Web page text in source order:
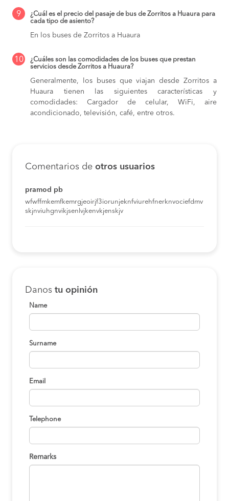
9
¿Cuál es el precio del pasaje de bus de Zorritos a Huaura para
cada tipo de asiento?
En los buses de Zorritos a Huaura
10
¿Cuáles son las comodidades de los buses que prestan
servicios desde Zorritos a Huaura?
Generalmente, los buses que viajan desde Zorritos a
Huaura tienen las siguientes características y
comodidades: Cargador de celular, WiFi, aire
acondicionado, televisión, café, entre otros.
Comentarios de otros usuarios
pramod pb
wfwffmkemfkemrgjeoirjf3iorunjeknfviurehfnerknvociefdmv
skjnviuhgnvikjsenlvjkenvkjenskjv
Danos tu opinión
Name
Surname
Email
Telephone
Remarks